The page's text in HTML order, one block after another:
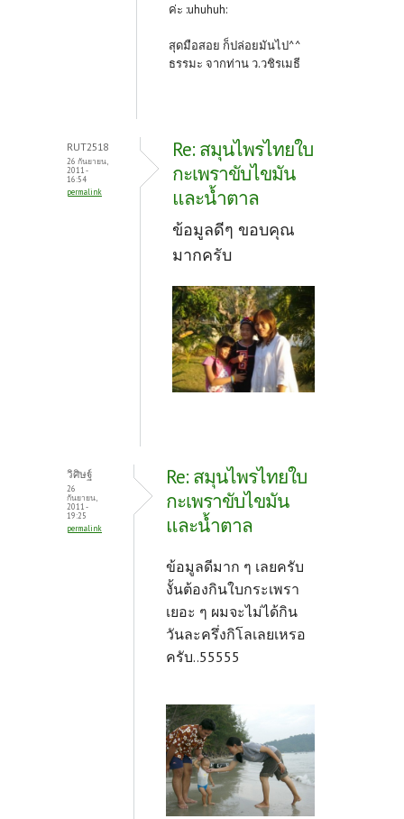
ค่ะ :uhuhuh:
สุดมือสอย ก็ปล่อยมันไป^^
ธรรมะ จากท่าน ว.วชิรเมธี
RUT2518
26 กันยายน,
2011 -
16:54
permalink
Re: สมุนไพรไทยใบ
กะเพราขับไขมัน
และน้ำตาล
ข้อมูลดีๆ ขอบคุณ
มากครับ
วิศิษฐ์
26
กันยายน,
2011 -
19:25
permalink
Re: สมุนไพรไทยใบ
กะเพราขับไขมัน
และน้ำตาล
ข้อมูลดีมาก ๆ เลยครับ
งั้นต้องกินใบกระเพรา
เยอะ ๆ ผมจะไม่ได้กิน
วันละครึ่งกิโลเลยเหรอ
ครับ..55555